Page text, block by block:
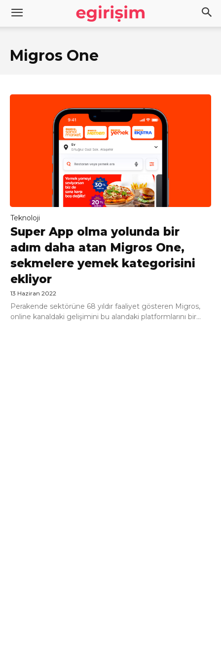
Migros One
Teknoloji
Super App olma yolunda bir
adım daha atan Migros One,
sekmelere yemek kategorisini
ekliyor
13 Haziran 2022
Perakende sektörüne 68 yıldır faaliyet gösteren Migros,
online kanaldaki gelişimini bu alandaki platformlarını bir...